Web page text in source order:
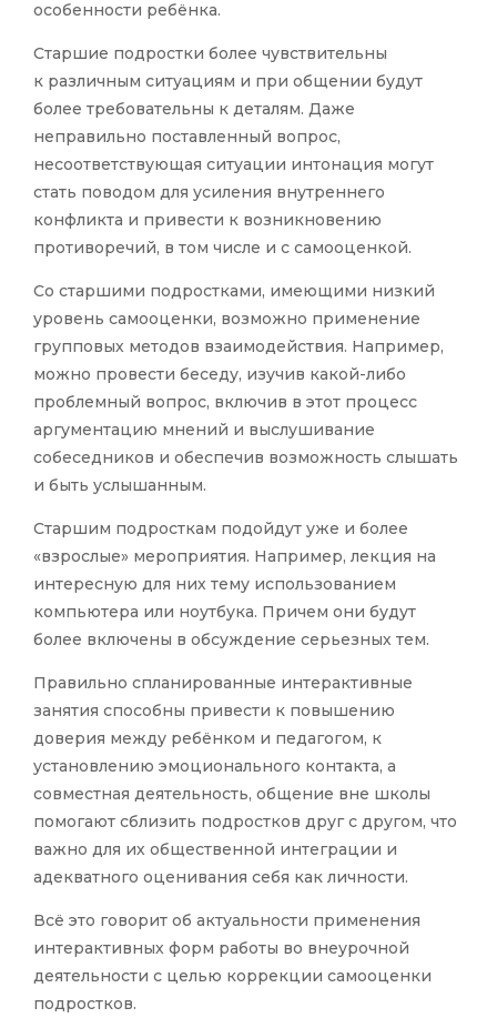
особенности ребёнка.
Старшие подростки более чувствительны
к различным ситуациям и при общении будут
более требовательны к деталям. Даже
неправильно поставленный вопрос,
несоответствующая ситуации интонация могут
стать поводом для усиления внутреннего
конфликта и привести к возникновению
противоречий, в том числе и с самооценкой.
Со старшими подростками, имеющими низкий
уровень самооценки, возможно применение
групповых методов взаимодействия. Например,
можно провести беседу, изучив какой-либо
проблемный вопрос, включив в этот процесс
аргументацию мнений и выслушивание
собеседников и обеспечив возможность слышать
и быть услышанным.
Старшим подросткам подойдут уже и более
«взрослые» мероприятия. Например, лекция на
интересную для них тему использованием
компьютера или ноутбука. Причем они будут
более включены в обсуждение серьезных тем.
Правильно спланированные интерактивные
занятия способны привести к повышению
доверия между ребёнком и педагогом, к
установлению эмоционального контакта, а
совместная деятельность, общение вне школы
помогают сблизить подростков друг с другом, что
важно для их общественной интеграции и
адекватного оценивания себя как личности.
Всё это говорит об актуальности применения
интерактивных форм работы во внеурочной
деятельности с целью коррекции самооценки
подростков.